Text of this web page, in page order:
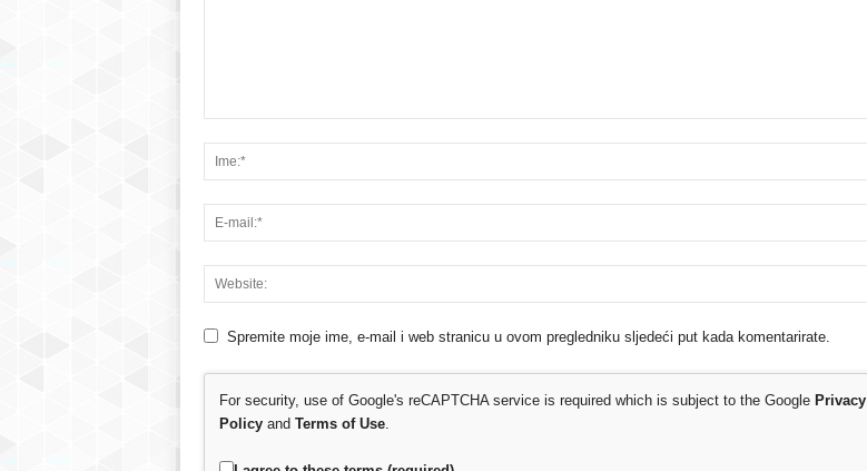
Spremite moje ime, e-mail i web stranicu u ovom pregledniku sljedeći put kada komentarirate.
For security, use of Google's reCAPTCHA service is required which is subject to the Google Privacy
Policyand Terms of Use.